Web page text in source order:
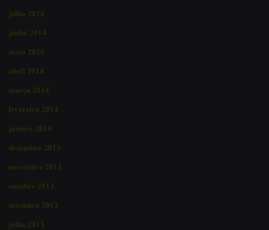
julho 2014
junho 2014
maio 2014
abril 2014
março 2014
fevereiro 2014
janeiro 2014
dezembro 2013
novembro 2013
outubro 2013
setembro 2013
julho 2013